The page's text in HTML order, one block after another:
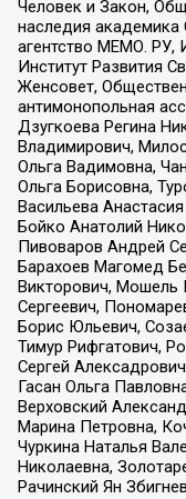
Человек и Закон,
наследия
агентство МЕМО. РУ,
Институт Развития
Женсовет,
антимонопольная
Дзугкоева Регина
Владимирович,
Ольга Вадимовна,
Ольга Борисовна,
Васильева
Бойко Анатолий
Пивоваров Андрей
Барахоев Магомед
Викторович, Мошель
Сергеевич,
Борис Юльевич,
Тимур Рифгатович,
Сергей
Гасан Ольга
Верховский
Марина Петровна,
Чуркина Наталья
Николаевна,
Рачинский Ян